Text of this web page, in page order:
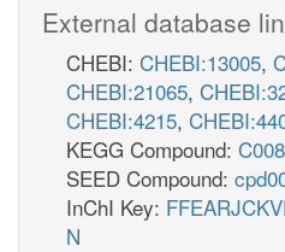
External database
CHEBI: CHEBI:13005,
CHEBI:21065,
CHEBI:4215,
KEGG Compound:
SEED Compound:
InChI Key:
N